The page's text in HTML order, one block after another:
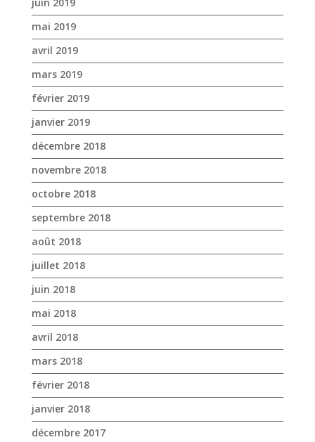
janvier 2019
décembre 2018
novembre 2018
octobre 2018
septembre 2018
août 2018
juillet 2018
juin 2018
mai 2018
avril 2018
mars 2018
février 2018
janvier 2018
décembre 2017
novembre 2017
octobre 2017
avril 2017